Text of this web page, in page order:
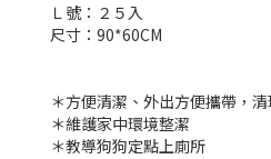
Ｌ號：２５入
尺寸：90*60CM
＊方便清潔、外出方便攜帶，
＊維護家中環境整潔
＊教導狗狗定點上廁所